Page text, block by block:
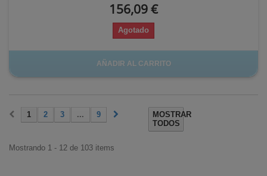
156,09 €
Agotado
AÑADIR AL CARRITO
MOSTRAR
TODOS
1 2 3 ... 9
Mostrando 1 - 12 de 103 items